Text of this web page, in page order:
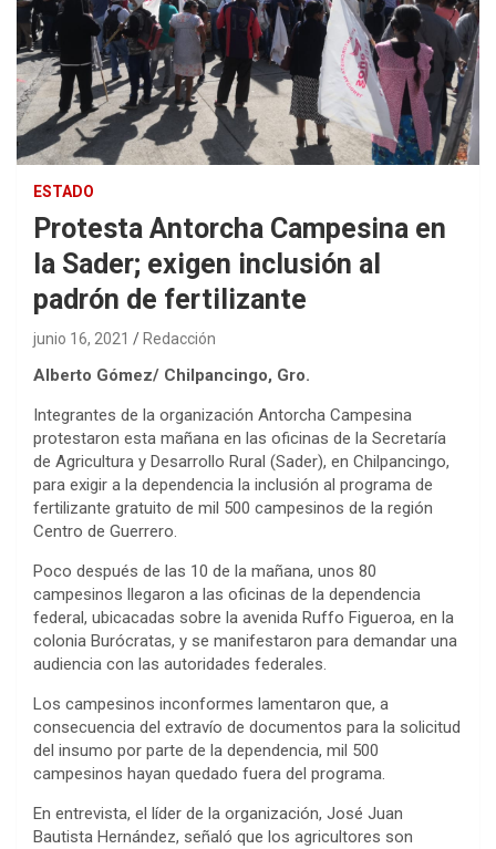
ESTADO
Protesta Antorcha Campesina en
la Sader; exigen inclusión al
padrón de fertilizante
junio 16, 2021 Redacción
Alberto Gómez/ Chilpancingo, Gro.
Integrantes de la organización Antorcha Campesina
protestaron esta mañana en las oficinas de la Secretaría
de Agricultura y Desarrollo Rural (Sader), en Chilpancingo,
para exigir a la dependencia la inclusión al programa de
fertilizante gratuito de mil 500 campesinos de la región
Centro de Guerrero.
Poco después de las 10 de la mañana, unos 80
campesinos llegaron a las oficinas de la dependencia
federal, ubicacadas sobre la avenida Ruffo Figueroa, en la
colonia Burócratas, y se manifestaron para demandar una
audiencia con las autoridades federales.
Los campesinos inconformes lamentaron que, a
consecuencia del extravío de documentos para la solicitud
del insumo por parte de la dependencia, mil 500
campesinos hayan quedado fuera del programa.
En entrevista, el líder de la organización, José Juan
Bautista Hernández, señaló que los agricultores son